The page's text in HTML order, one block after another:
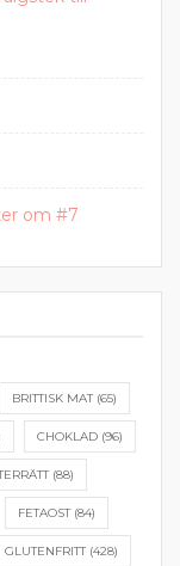
om #7
BRITTISK MAT(65)
CHOKLAD (96)
(88)
FETAOST(84)
GLUTENFRITT(428)